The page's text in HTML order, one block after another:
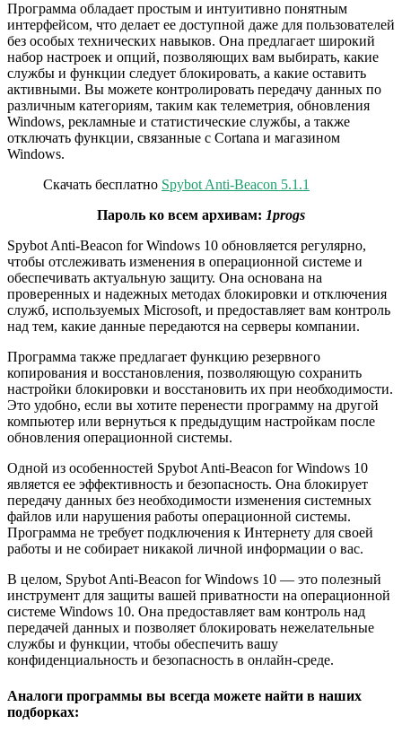
Программа обладает простым и интуитивно понятным
интерфейсом, что делает ее доступной даже для пользователей
без особых технических навыков. Она предлагает широкий
набор настроек и опций, позволяющих вам выбирать, какие
службы и функции следует блокировать, а какие оставить
активными. Вы можете контролировать передачу данных по
различным категориям, таким как телеметрия, обновления
Windows, рекламные и статистические службы, а также
отключать функции, связанные с Cortana и магазином
Windows.
Скачать бесплатно Spybot Anti-Beacon 5.1.1
Пароль ко всем архивам: 1progs
Spybot Anti-Beacon for Windows 10 обновляется регулярно,
чтобы отслеживать изменения в операционной системе и
обеспечивать актуальную защиту. Она основана на
проверенных и надежных методах блокировки и отключения
служб, используемых Microsoft, и предоставляет вам контроль
над тем, какие данные передаются на серверы компании.
Программа также предлагает функцию резервного
копирования и восстановления, позволяющую сохранить
настройки блокировки и восстановить их при необходимости.
Это удобно, если вы хотите перенести программу на другой
компьютер или вернуться к предыдущим настройкам после
обновления операционной системы.
Одной из особенностей Spybot Anti-Beacon for Windows 10
является ее эффективность и безопасность. Она блокирует
передачу данных без необходимости изменения системных
файлов или нарушения работы операционной системы.
Программа не требует подключения к Интернету для своей
работы и не собирает никакой личной информации о вас.
В целом, Spybot Anti-Beacon for Windows 10 — это полезный
инструмент для защиты вашей приватности на операционной
системе Windows 10. Она предоставляет вам контроль над
передачей данных и позволяет блокировать нежелательные
службы и функции, чтобы обеспечить вашу
конфиденциальность и безопасность в онлайн-среде.
Аналоги программы вы всегда можете найти в наших
подборках: